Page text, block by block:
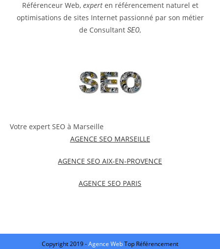
Référenceur Web, experten référencement naturel et
optimisations de sites Internet passionné par son métier
de Consultant SEO,
Votre expert SEO à Marseille
AGENCE SEO MARSEILLE
AGENCE SEO AIX-EN-PROVENCE
AGENCE SEO PARIS
Copyright 2019 -Agence WebTop Référencement